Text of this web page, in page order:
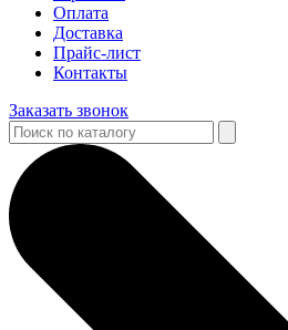
Оплата
Доставка
Прайс-лист
Контакты
Заказать звонок